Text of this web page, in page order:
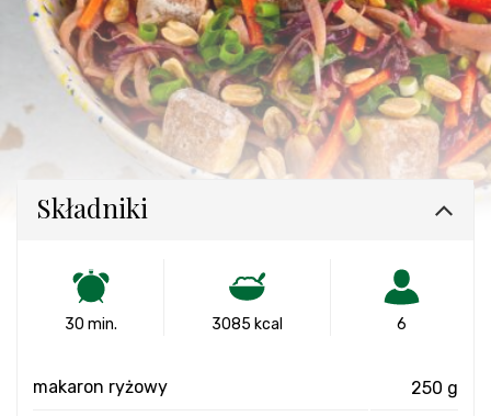
Składniki
30 min. 3085 kcal 6
makaron ryżowy 250 g